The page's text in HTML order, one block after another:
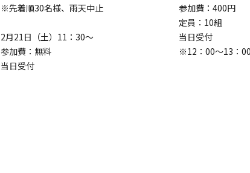
※先着順30名様、雨天中止
2月21日（土）11：30～
参加費：無料
当日受付
参加費：400円
定員：10組
当日受付
※12：00～13：